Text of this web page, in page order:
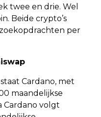
twee en drie. Wel
Beide crypto’s
per
Cardano, met
maandelijkse
Cardano volgt